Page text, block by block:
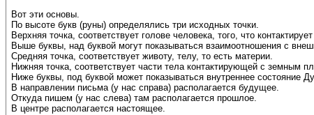
Вот эти основы.
По высоте букв (руны) определялись три исходных точки.
Верхняя точка, соответствует голове человека, того, что
Выше буквы, над буквой могут показываться взаимоотношения с
Средняя точка, соответствует животу, телу, то есть материи.
Нижняя точка, соответствует части тела контактирующей с земным
Ниже буквы, под буквой может показываться внутреннее состояние
В направлении письма (у нас справа) располагается будущее.
Откуда пишем (у нас слева) там располагается прошлое.
В центре располагается настоящее.